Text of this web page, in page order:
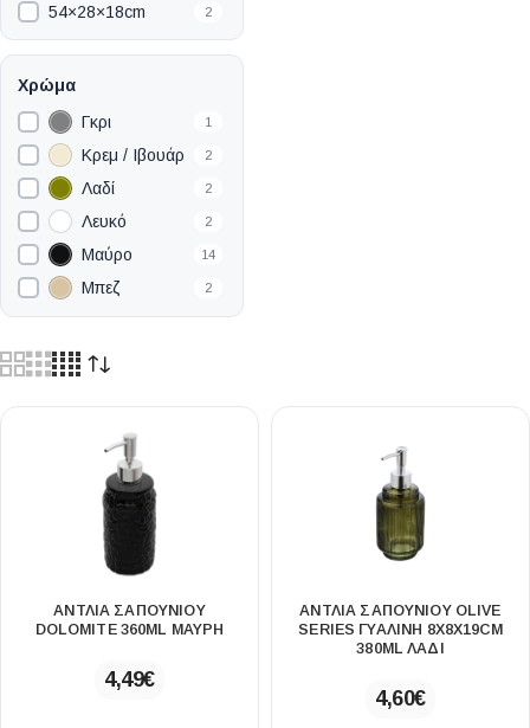
Χρώμα
Γκρι
1
Κρεμ / Ιβουάρ 2
Λαδί 2
Λευκό 2
Μαύρο 14
Μπεζ 2
54×28×18cm 2
ΑΝΤΛΙΑ ΣΑΠΟΥΝΙΟΥ
DOLOMITE 360ML ΜΑΥΡΗ
4,49€
ΑΝΤΛΙΑ ΣΑΠΟΥΝΙΟΥ OLIVE
SERIES ΓΥΑΛΙΝΗ 8X8X19CM
380ML ΛΑΔΙ
4,60€